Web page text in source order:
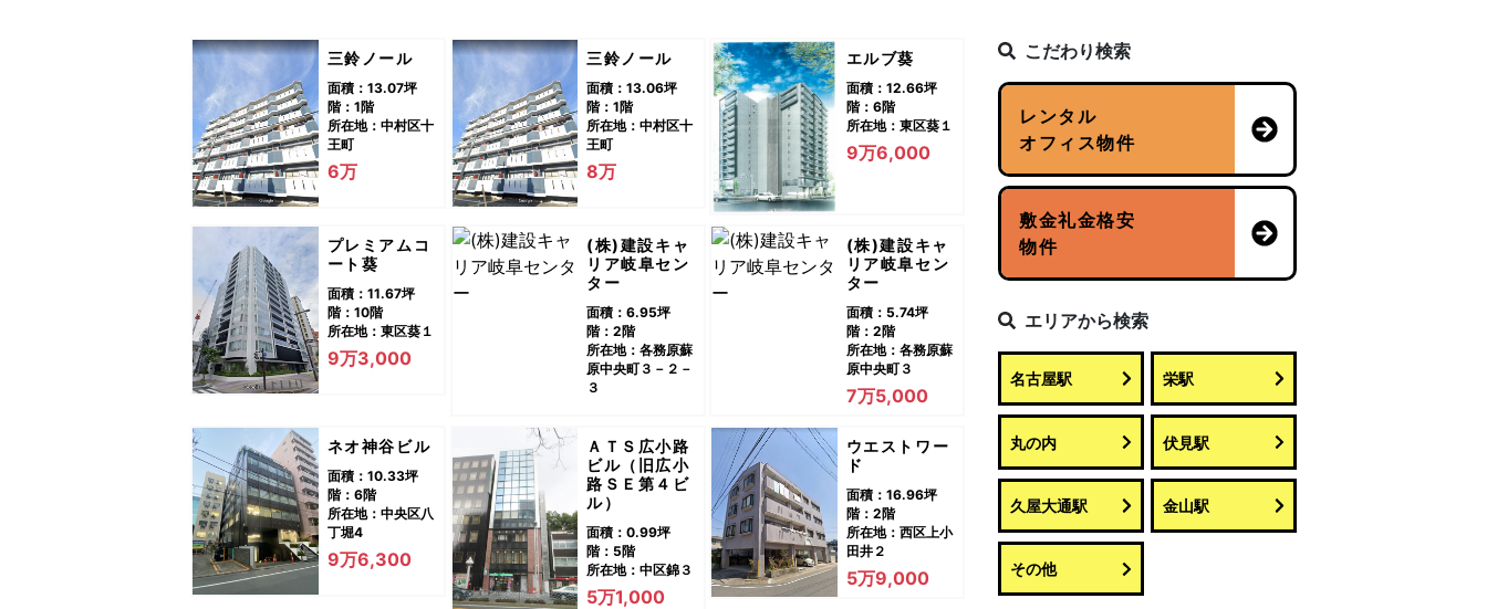
三鈴ノール
面積：13.07坪
階：1階
所在地：中村区十
王町
6万
三鈴ノール
面積：13.06坪
階：1階
所在地：中村区十
王町
8万
エルブ葵
面積：12.66坪
階：6階
所在地：東区葵１
9万6,000
プレミアムコ
ート葵
面積：11.67坪
階：10階
所在地：東区葵１
9万3,000
(株)建設キャ
リア岐阜セン
ター
面積：6.95坪
階：2階
所在地：各務原蘇
原中央町３－２－
３
(株)建設キャ
リア岐阜セン
ター
面積：5.74坪
階：2階
所在地：各務原蘇
原中央町３
7万5,000
ネオ神谷ビル
面積：10.33坪
階：6階
所在地：中央区八
丁堀4
9万6,300
ＡＴＳ広小路
ビル（旧広小
路ＳＥ第４ビ
ル）
面積：0.99坪
階：5階
所在地：中区錦３
5万1,000
ウエストワー
ド
面積：16.96坪
階：2階
所在地：西区上小
田井２
5万9,000
こだわり検索
レンタル
オフィス物件
敷金礼金格安
物件
エリアから検索
名古屋駅 栄駅
丸の内 伏見駅
久屋大通駅 金山駅
その他